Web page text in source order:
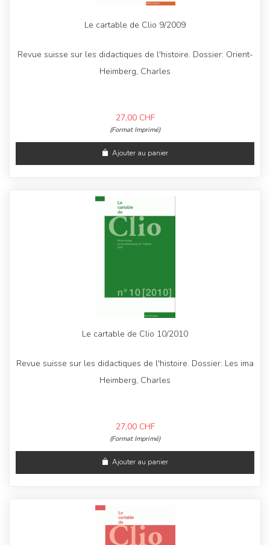
Le cartable de Clio 9/2009
Revue suisse sur les didactiques de l'histoire. Dossier: Orient-
Heimberg, Charles
27,00 CHF
(Format Imprimé)
Ajouter au panier
Le cartable de Clio 10/2010
Revue suisse sur les didactiques de l'histoire. Dossier: Les ima
Heimberg, Charles
27,00 CHF
(Format Imprimé)
Ajouter au panier